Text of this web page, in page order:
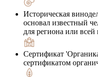
Историческая
основал известный
для региона или
Сертификат
сертификатом